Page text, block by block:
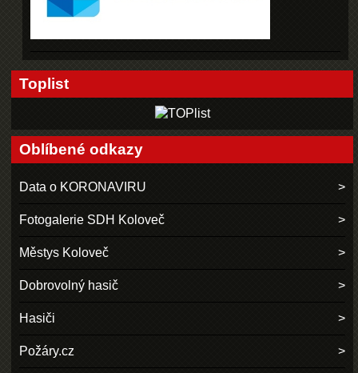
Toplist
Oblíbené odkazy
Data o KORONAVIRU
Fotogalerie SDH Koloveč
Městys Koloveč
Dobrovolný hasič
Hasiči
Požáry.cz